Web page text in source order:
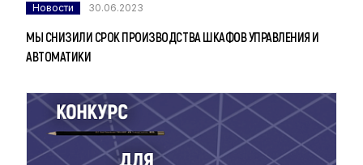
Новости 30.06.2023
МЫ СНИЗИЛИ СРОК ПРОИЗВОДСТВА ШКАФОВ УПРАВЛЕНИЯ И
АВТОМАТИКИ